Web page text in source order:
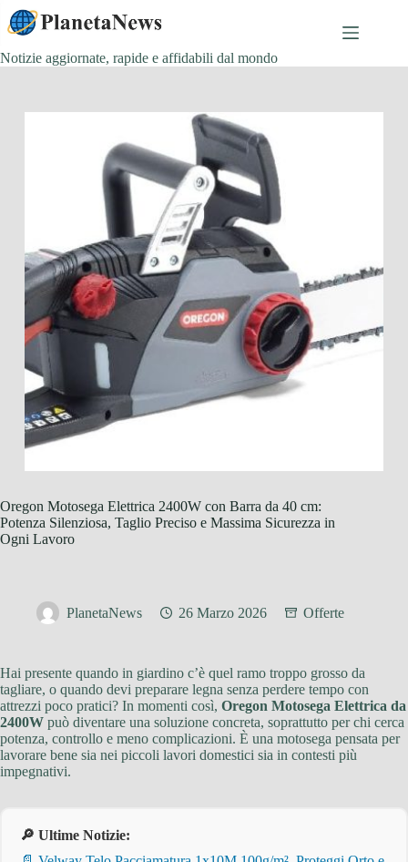
Salta
al
contenuto
Notizie aggiornate, rapide e affidabili dal mondo
Oregon Motosega Elettrica 2400W con Barra da 40 cm:
Potenza Silenziosa, Taglio Preciso e Massima Sicurezza in
Ogni Lavoro
PlanetaNews 26 Marzo 2026 Offerte
Hai presente quando in giardino c’è quel ramo troppo grosso da
tagliare, o quando devi preparare legna senza perdere tempo con
attrezzi poco pratici? In momenti così, Oregon Motosega Elettrica da
2400W può diventare una soluzione concreta, soprattutto per chi cerca
potenza, controllo e meno complicazioni. È una motosega pensata per
lavorare bene sia nei piccoli lavori domestici sia in contesti più
impegnativi.
🔎 Ultime Notizie: